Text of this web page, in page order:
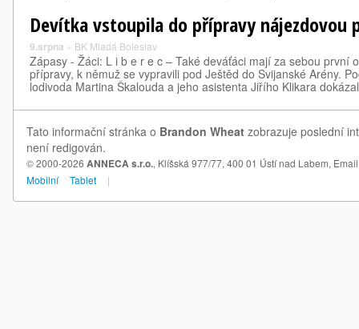
Devítka vstoupila do přípravy nájezdovou
9.srpna » BK Mladá Boleslav
Zápasy - Žáci: L i b e r e c – Také deváťáci mají za sebou první
přípravy, k němuž se vypravili pod Ještěd do Svijanské Arény.
lodivoda Martina Škalouda a jeho asistenta Jiřího Klikara
Tato informační stránka o Brandon Wheat zobrazuje poslední
není redigován.
© 2000-2026 ANNECA s.r.o., Klíšská 977/77, 400 01 Ústí nad Labem,
Mobilní
Tablet |